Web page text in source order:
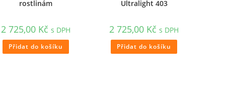
rostlinám
2 725,00 Kč s DPH
Přidat do košíku
Ultralight 403
2 725,00 Kč s DPH
Přidat do košíku